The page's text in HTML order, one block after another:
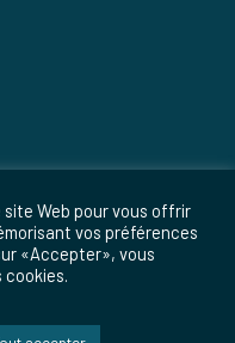
Web pour vous offrir
vos préférences
«Accepter», vous
cookies.